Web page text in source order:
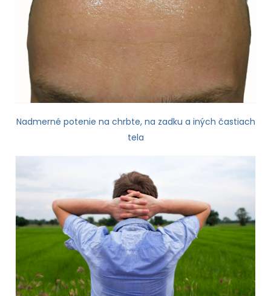
Nadmerné potenie na chrbte, na zadku a iných častiach
tela